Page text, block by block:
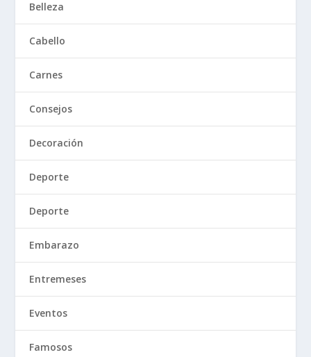
Belleza
Cabello
Carnes
Consejos
Decoración
Deporte
Deporte
Embarazo
Entremeses
Eventos
Famosos